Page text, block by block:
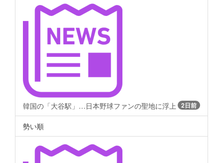
韓国の「大谷駅」…日本野球ファンの聖地に浮上 2日前
勢い順